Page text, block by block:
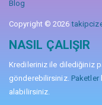
Blog
Copyright © 2026
NASIL ÇALIŞIR
Kredileriniz ile dilediğiniz
gönderebilirsiniz. Paketler
alabilirsiniz.